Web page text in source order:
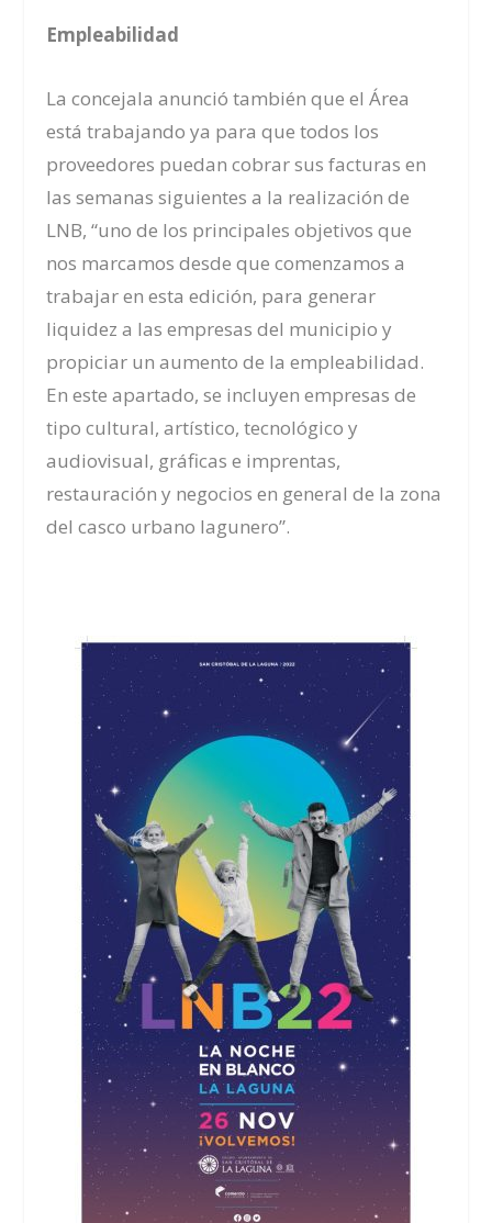
Empleabilidad
La concejala anunció también que el Área
está trabajando ya para que todos los
proveedores puedan cobrar sus facturas en
las semanas siguientes a la realización de
LNB, “uno de los principales objetivos que
nos marcamos desde que comenzamos a
trabajar en esta edición, para generar
liquidez a las empresas del municipio y
propiciar un aumento de la empleabilidad.
En este apartado, se incluyen empresas de
tipo cultural, artístico, tecnológico y
audiovisual, gráficas e imprentas,
restauración y negocios en general de la zona
del casco urbano lagunero”.